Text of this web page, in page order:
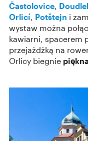
Častolovice,
Orlicí, Potštejn i
wystaw można
kawiarni, spacerem
przejażdżką na
Orlicy biegnie